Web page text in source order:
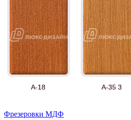
А-18 А-35 3
Фрезеровки МДФ